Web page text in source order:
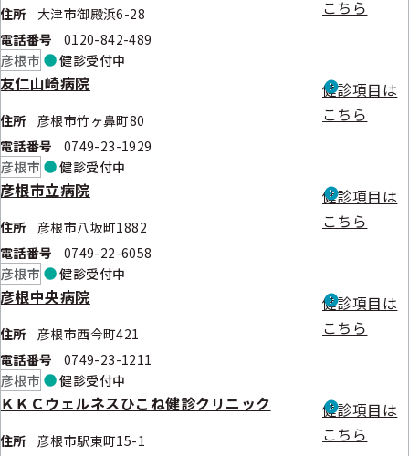
住所
大津市御殿浜6-28
電話番号
0120-842-489
こちら
彦根市 健診受付中
友仁山崎病院
住所
彦根市竹ヶ鼻町80
電話番号
0749-23-1929
健診項目は
こちら
彦根市 健診受付中
彦根市立病院
住所
彦根市八坂町1882
電話番号
0749-22-6058
健診項目は
こちら
彦根市 健診受付中
彦根中央病院
住所
彦根市西今町421
電話番号
0749-23-1211
健診項目は
こちら
彦根市 健診受付中
ＫＫＣウェルネスひこね健診クリニック
住所
彦根市駅東町15-1
健診項目は
こちら